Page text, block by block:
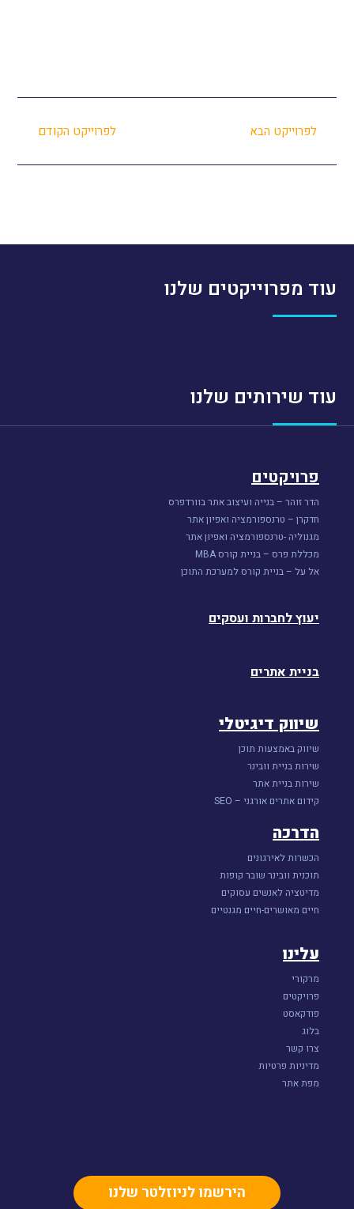
לפרוייקט הבא לפרוייקט הקודם
עוד מפרוייקטים שלנו
עוד שירותים שלנו
פרויקטים
הדר זוהר – בנייה ועיצוב אתר בוורדפרס
חדקרן – טרנספורמציה ואפיון אתר
מגנוליה -טרנספורמציה ואפיון אתר
מכללת פרס – בניית קורס MBA
אל על – בניית קורס למערכת התוכן
יעוץ לחברות ועסקים
בניית אתרים
שיווק דיגיטלי
שיווק באמצעות תוכן
שירות בניית וובינר
שירות בניית אתר
קידום אתרים אורגני – SEO
הדרכה
הכשרות לאירגונים
תוכנית וובינר שובר קופות
מדיטציה לאנשים עסוקים
חיים מאושרים-חיים מגנטיים
עלינו
מרקורי
פרויקטים
פודקאסט
בלוג
צרו קשר
מדיניות פרטיות
מפת אתר
הירשמו לניוזלטר שלנו